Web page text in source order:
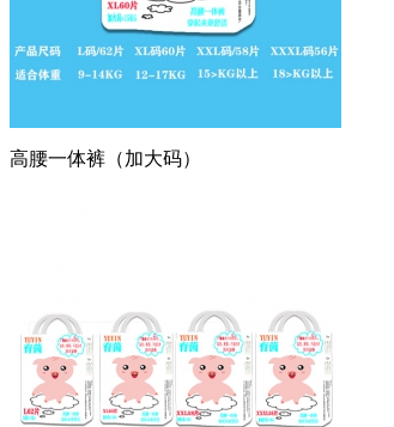
高腰一体裤（加大码）